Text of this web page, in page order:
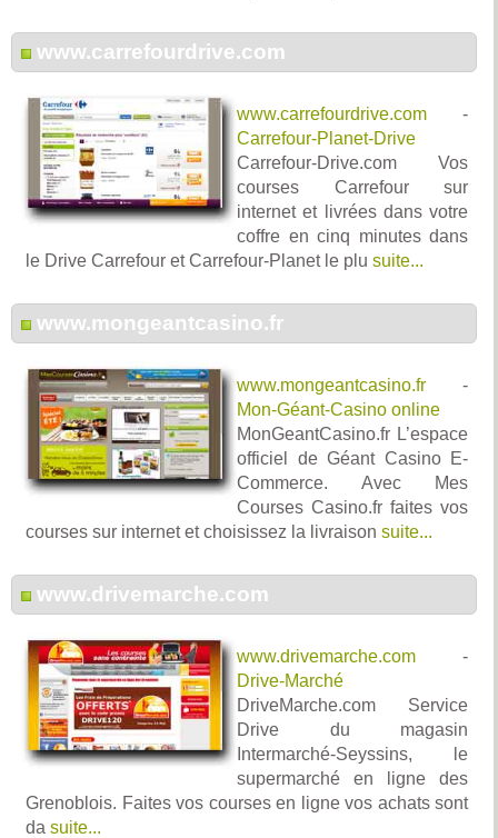
www.carrefourdrive.com
www.carrefourdrive.com -
Carrefour-Planet-Drive
Carrefour-Drive.com Vos
courses Carrefour sur
internet et livrées dans votre
coffre en cinq minutes dans
le Drive Carrefour et Carrefour-Planet le plu suite...
www.mongeantcasino.fr
www.mongeantcasino.fr -
Mon-Géant-Casino online
MonGeantCasino.fr L’espace
officiel de Géant Casino E-
Commerce. Avec Mes
Courses Casino.fr faites vos
courses sur internet et choisissez la livraison suite...
www.drivemarche.com
www.drivemarche.com -
Drive-Marché
DriveMarche.com Service
Drive du magasin
Intermarché-Seyssins, le
supermarché en ligne des
Grenoblois. Faites vos courses en ligne vos achats sont
da suite...